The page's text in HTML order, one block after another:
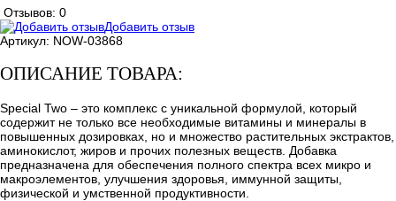
Отзывов: 0
Добавить отзыв
Артикул: NOW-03868
ОПИСАНИЕ ТОВАРА:
Special Two – это комплекс с уникальной формулой, который
содержит не только все необходимые витамины и минералы в
повышенных дозировках, но и множество растительных экстрактов,
аминокислот, жиров и прочих полезных веществ. Добавка
предназначена для обеспечения полного спектра всех микро и
макроэлементов, улучшения здоровья, иммунной защиты,
физической и умственной продуктивности.